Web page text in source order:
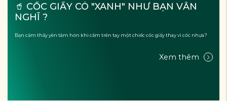
🥤 CỐC GIẤY CÓ "XANH" NHƯ BẠN VẪN
NGHĨ ?
Bạn cảm thấy yên tâm hơn khi cầm trên tay một chiếc cốc giấy thay vì cốc nhựa?
Xem thêm